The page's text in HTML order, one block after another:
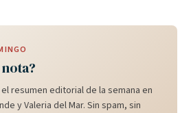
resumen editorial de la semana en
y Valeria del Mar. Sin spam, sin